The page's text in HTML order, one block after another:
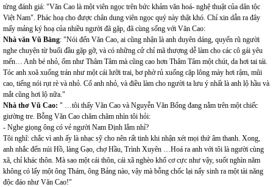
từng đánh giá: "Văn Cao là một viên ngọc trên bức khảm văn hoá- nghệ thuật của dân tộc
Việt Nam". Phác hoạ cho được chân dung viên ngọc quý này thật khó. Chỉ xin dẫn ra đây
mấy mảng ký hoạ của nhiều người đã gặp, đã cùng sống với Văn Cao:
Nhà văn Vũ Bằng: "Nói đến Văn Cao, ai cũng nhận là anh duyên dáng, quyến rũ người
nghe chuyện từ buổi đầu gặp gỡ, và có những cử chỉ mã thượng dễ làm cho các cô gái yêu
mến… Anh bé nhỏ, ốm như Thâm Tâm mà cũng cao hơn Thâm Tâm một chút, da hơi tai tái.
Tóc anh xoã xuống trán như một cái lưỡi trai, bơ phờ rủ xuống cặp lông mày hơi rậm, mũi
cao, tiếng nói rụt rè và nhỏ. Cổ anh nhỏ, và điều làm cho người ta lưu ý nhất là anh lộ hầu và
mắt cũng hơi lộ nữa."
Nhà thơ Vũ Cao: " …tôi thấy Văn Cao và Nguyễn Văn Bổng đang nằm trên một chiếc
giường tre. Bỗng Văn Cao chăm chăm nhìn tôi hỏi:
- Nghe giọng ông có vẻ người Nam Định lắm nhỉ?
Tôi nghĩ: chắc vì anh ấy là nhạc sỹ cho nên rất tinh khi nhận xét mọi thứ âm thanh. Xong,
anh nhắc đến núi Hồ, làng Gạo, chợ Hầu, Trình Xuyên …Hoá ra anh với tôi là người cùng
xã, chỉ khác thôn. Mà sao một cái thôn, cái xã nghèo khổ cơ cực như vậy, suốt nghìn năm
không có lấy một ông Thám, ông Bảng nào, vậy mà bỗng chốc lại nẩy sinh ra một tài năng
độc đáo như Văn Cao!"